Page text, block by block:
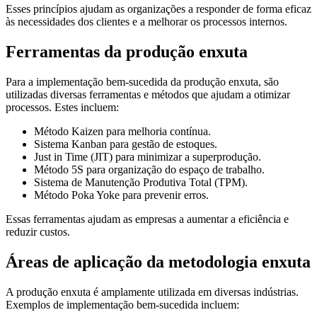
Esses princípios ajudam as organizações a responder de forma eficaz
às necessidades dos clientes e a melhorar os processos internos.
Ferramentas da produção enxuta
Para a implementação bem-sucedida da produção enxuta, são
utilizadas diversas ferramentas e métodos que ajudam a otimizar
processos. Estes incluem:
Método Kaizen para melhoria contínua.
Sistema Kanban para gestão de estoques.
Just in Time (JIT) para minimizar a superprodução.
Método 5S para organização do espaço de trabalho.
Sistema de Manutenção Produtiva Total (TPM).
Método Poka Yoke para prevenir erros.
Essas ferramentas ajudam as empresas a aumentar a eficiência e
reduzir custos.
Áreas de aplicação da metodologia enxuta
A produção enxuta é amplamente utilizada em diversas indústrias.
Exemplos de implementação bem-sucedida incluem: